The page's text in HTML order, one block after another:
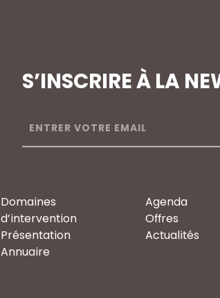
S’INSCRIRE À LA
Domaines
d’intervention
Présentation
Annuaire
Agenda
Offres
Actualités